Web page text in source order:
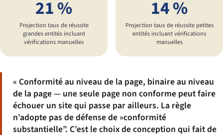
21 %
Projection taux de réussite
grandes entités incluant
vérifications manuelles
14 %
Projection taux de réussite petites
entités incluant vérifications
manuelles
« Conformité au niveau de la page, binaire au niveau
de la page — une seule page non conforme peut faire
échouer un site qui passe par ailleurs. La règle
n’adopte pas de défense de »conformité
substantielle”. C’est le choix de conception qui fait de